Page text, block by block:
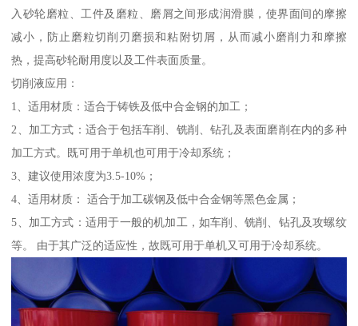
入砂轮磨粒、工件及磨粒、磨屑之间形成润滑膜，使界面间的摩擦
减小，防止磨粒切削刃磨损和粘附切屑，从而减小磨削力和摩擦
热，提高砂轮耐用度以及工件表面质量。
切削液应用：
1、适用材质：适合于铸铁及低中合金钢的加工；
2、加工方式：适合于包括车削、铣削、钻孔及表面磨削在内的多种
加工方式。既可用于单机也可用于冷却系统；
3、建议使用浓度为3.5-10%；
4、适用材质： 适合于加工碳钢及低中合金钢等黑色金属；
5、加工方式：适用于一般的机加工，如车削、铣削、钻孔及攻螺纹
等。 由于其广泛的适应性，故既可用于单机又可用于冷却系统。